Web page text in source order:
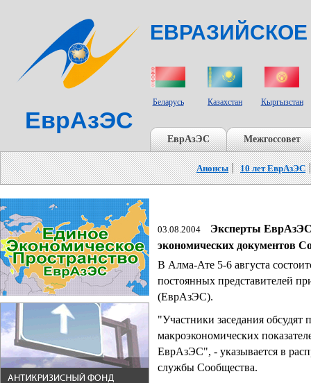
ЕврАзЭС
Беларусь Казахстан Кыргызстан
ЕврАзЭС Межгоссовет
Анонсы 10 лет ЕврАзЭС
03.08.2004
Эксперты
экономических документов
В Алма-Ате 5-6 августа
постоянных представителей
(ЕврАзЭС).
"Участники заседания обсудят
макроэкономических
ЕврАзЭС", - указывается в
службы Сообщества.